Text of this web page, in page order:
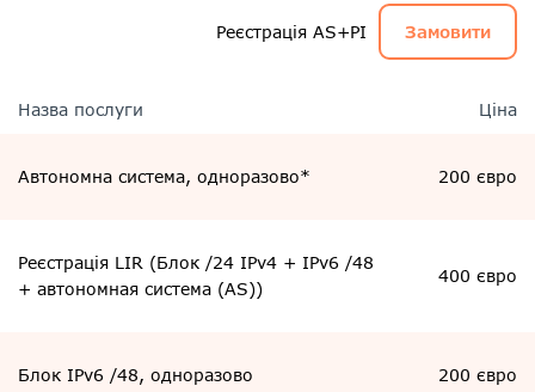
Реєстрація AS+PI Замовити
Назва послуги Ціна
Автономна система, одноразово* 200 євро
Реєстрація LIR (Блок /24 IPv4 + IPv6 /48
+ автономная система (AS))
400 євро
Блок IPv6 /48, одноразово 200 євро